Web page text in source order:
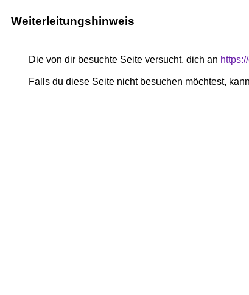
Weiterleitungshinweis
Die von dir besuchte Seite versucht, dich an
Falls du diese Seite nicht besuchen möchtest,